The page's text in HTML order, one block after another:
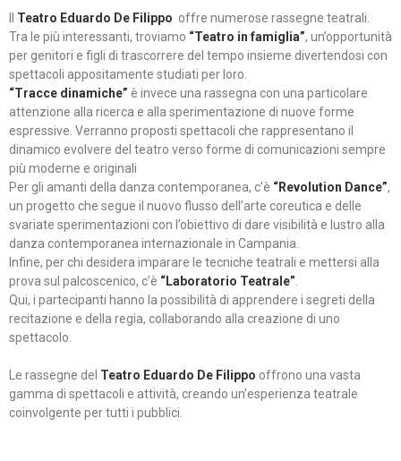
Teatro Eduardo De Filippo offre numerose rassegne teatrali.
Tra le più interessanti, troviamo “Teatro in famiglia”, un’opportunità
per genitori e figli di trascorrere del tempo insieme divertendosi con
spettacoli appositamente studiati per loro.
“Tracce dinamiche” è invece una rassegna con una particolare
attenzione alla ricerca e alla sperimentazione di nuove forme
espressive. Verranno proposti spettacoli che rappresentano il
dinamico evolvere del teatro verso forme di comunicazioni sempre
più moderne e originali
Per gli amanti della danza contemporanea, c’è “Revolution Dance”,
un progetto che segue il nuovo flusso dell’arte coreutica e delle
svariate sperimentazioni con l’obiettivo di dare visibilità e lustro alla
danza contemporanea internazionale in Campania.
Infine, per chi desidera imparare le tecniche teatrali e mettersi alla
prova sul palcoscenico, c’è “Laboratorio Teatrale”
Qui, i partecipanti hanno la possibilità di apprendere i segreti della
recitazione e della regia, collaborando alla creazione di uno
spettacolo.
Le rassegne del Teatro Eduardo De Filippo offrono una vasta
gamma di spettacoli e attività, creando un’esperienza teatrale
coinvolgente per tutti i pubblici.